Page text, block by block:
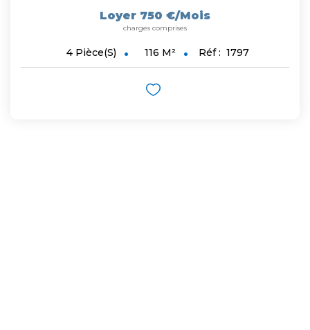
Loyer 750 €/mois
charges comprises
4 Pièce(s) 116 M² Réf : 1797